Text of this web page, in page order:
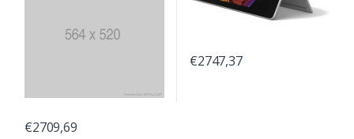
€2709,69
€2747,37